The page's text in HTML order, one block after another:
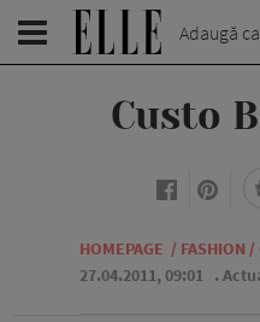
Adaugă
Custo
HOMEPAGE / FASHION /
27.04.2011, 09:01 .